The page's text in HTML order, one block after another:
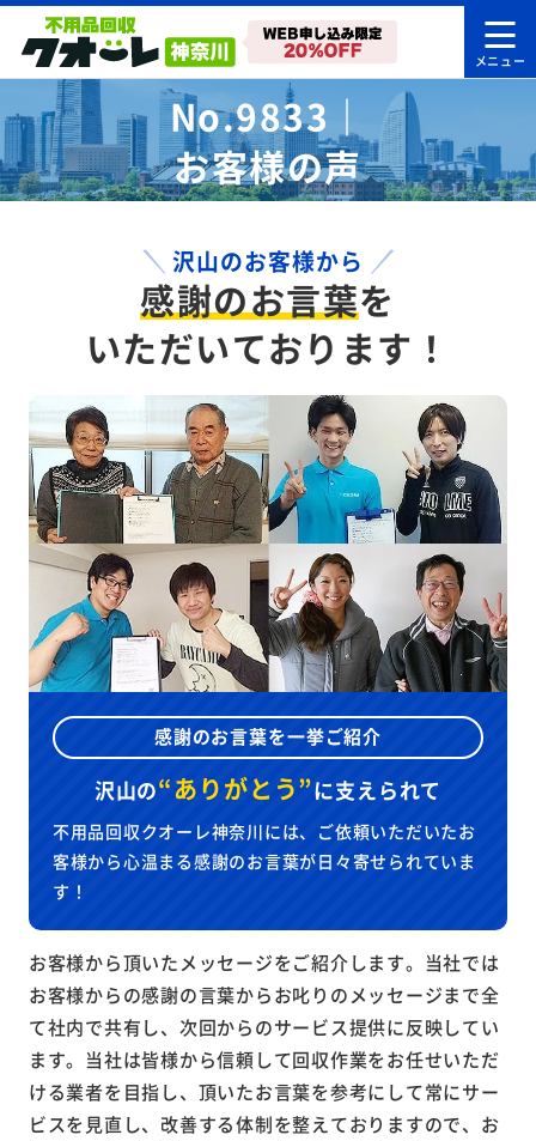
No.9833｜
お客様の声
沢山のお客様から
感謝のお言葉を
いただいております！
感謝のお言葉を一挙ご紹介
沢山の“ありがとう”に支えられて
不用品回収クオーレ神奈川には、ご依頼いただいたお
客様から心温まる感謝のお言葉が日々寄せられていま
す！
お客様から頂いたメッセージをご紹介します。当社では
お客様からの感謝の言葉からお叱りのメッセージまで全
て社内で共有し、次回からのサービス提供に反映してい
ます。当社は皆様から信頼して回収作業をお任せいただ
ける業者を目指し、頂いたお言葉を参考にして常にサー
ビスを見直し、改善する体制を整えておりますので、お